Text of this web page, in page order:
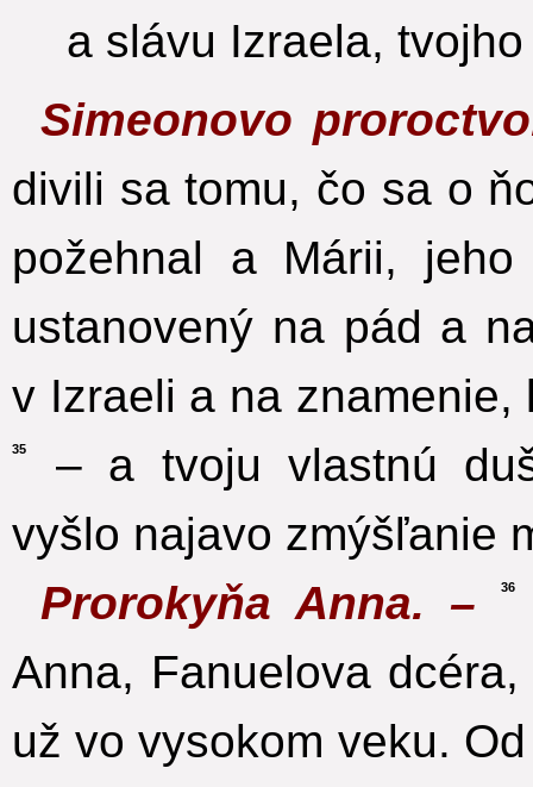
a slávu Izraela, tvojho
Simeonovo
divili sa tomu, čo sa o
požehnal a Márii,
ustanovený na pád a
v Izraeli a na
35
– a tvoju vlastnú
vyšlo najavo zmýšľanie
Prorokyňa Anna. –36
Anna, Fanuelova
už vo vysokom veku.